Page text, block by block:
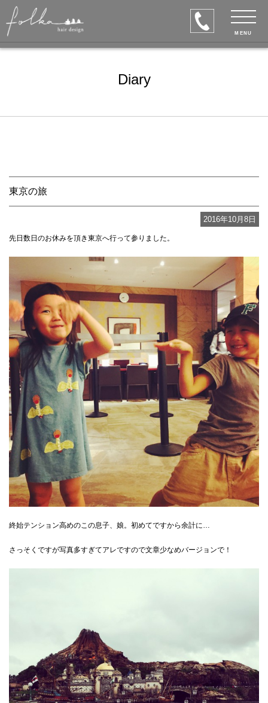
MENU
Diary
東京の旅
2016年10月8日
先日数日のお休みを頂き東京へ行って参りました。
終始テンション高めのこの息子、娘。初めてですから余計に…
さっそくですが写真多すぎてアレですので文章少なめバージョンで！